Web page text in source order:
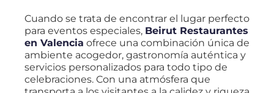
Cuando se trata de encontrar el lugar perfecto
para eventos especiales, Beirut Restaurantes
en Valencia ofrece una combinación única de
ambiente acogedor, gastronomía auténtica y
servicios personalizados para todo tipo de
celebraciones. Con una atmósfera que